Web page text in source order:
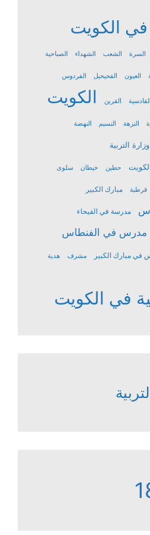
في الكويت
السرة الشعب الشهداء الصباحية
العيون الفحيحيل الفردوس
القادسية القرين الكويت
النزهة النسيم النهضة
التربية
حطين خيطان سلوى
قرطبة مبارك الكبير
مدرسة في الفيحاء
مدرس في الفنطاس
في مبارك الكبير مشرف هدية
في الكويت